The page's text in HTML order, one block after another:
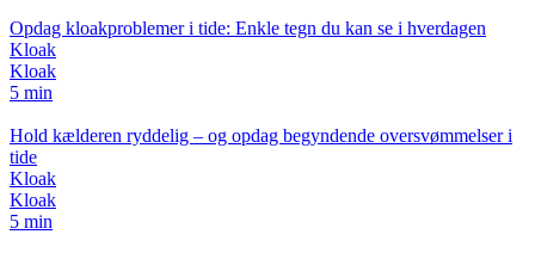
Opdag kloakproblemer i tide: Enkle tegn du kan se i hverdagen
Kloak
Kloak
5 min
Hold kælderen ryddelig – og opdag begyndende oversvømmelser i
tide
Kloak
Kloak
5 min